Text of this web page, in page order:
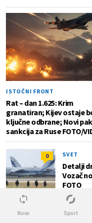
ISTOČNI FRONT
Rat – dan 1.625: Krim
granatiran; Kijev ostaje
ključne odbrane; Novi
sankcija za Ruse FOTO/
0 SVET
Detalji
Vozač
FOTO
SVET
Novo Sport